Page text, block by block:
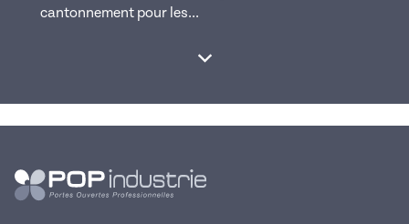
cantonnement pour les...
Afficher la suite